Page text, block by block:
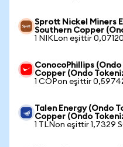
Sprott Nickel Miners
Southern Copper
1 NIKLon eşittir
ConocoPhillips
Copper (Ondo
1 COPon eşittir
Talen Energy (Ondo
Copper (Ondo
1 TLNon eşittir 1,7329